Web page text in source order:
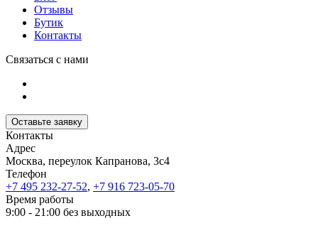
Отзывы
Бутик
Контакты
Связаться с нами
Оставьте заявку
Контакты
Адрес
Москва, переулок Капранова, 3с4
Телефон
+7 495 232-27-52, +7 916 723-05-70
Время работы
9:00 - 21:00 без выходных